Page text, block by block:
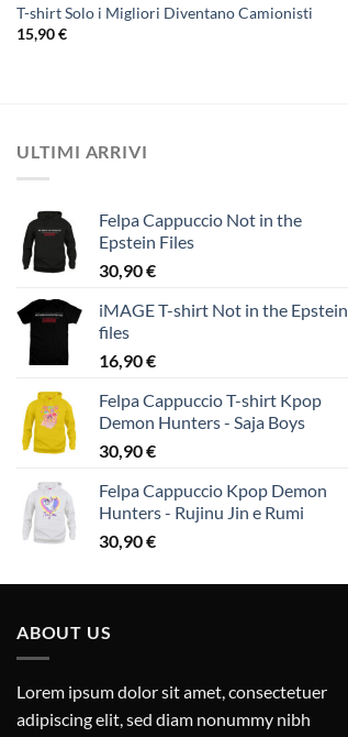
T-shirt Solo i Migliori Diventano Camionisti
15,90€
ULTIMI ARRIVI
Felpa Cappuccio Not in the
Epstein Files
30,90€
iMAGE T-shirt Not in the Epstein
files
16,90€
Felpa Cappuccio T-shirt Kpop
Demon Hunters - Saja Boys
30,90€
Felpa Cappuccio Kpop Demon
Hunters - Rujinu Jin e Rumi
30,90€
ABOUT US
Lorem ipsum dolor sit amet, consectetuer
adipiscing elit, sed diam nonummy nibh